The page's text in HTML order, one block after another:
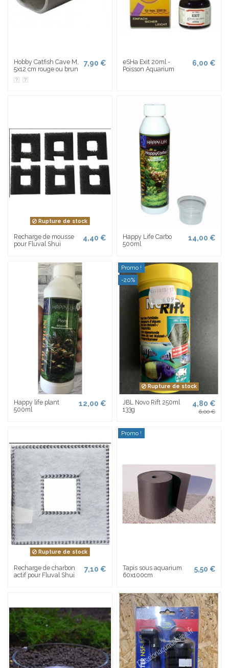
Hobby Catfish Cave M,
5x12 cm rouge ou brun
7,90 €
eSHa Exit 20ml -
Poisson Aquarium
6,00 €
Rupture de stock
Recharge de mousse
pour Fluval Shui
4,40 €
Happy Life Carbo
500ml
14,00 €
Happy life plant
500ml
12,00 €
Promo !
-20%
Rupture de stock
JBL Novo Rift 250ml
133g
4,80 €
6,00 €
Rupture de stock
Recharge de charbon
actif pour Fluval Shui
7,10 €
Promo !
Tapis sous aquarium
60x100cm
5,50 €